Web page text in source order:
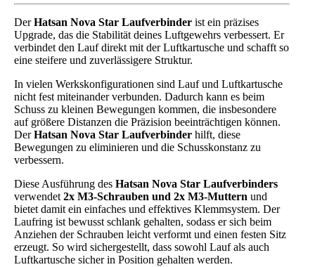
DerHatsan Nova Star Laufverbinder ist ein präzises
Upgrade, das die Stabilität deines Luftgewehrs verbessert. Er
verbindet den Lauf direkt mit der Luftkartusche und schafft so
eine steifere und zuverlässigere Struktur.
In vielen Werkskonfigurationen sind Lauf und Luftkartusche
nicht fest miteinander verbunden. Dadurch kann es beim
Schuss zu kleinen Bewegungen kommen, die insbesondere
auf größere Distanzen die Präzision beeinträchtigen können.
DerHatsan Nova Star Laufverbinder hilft, diese
Bewegungen zu eliminieren und die Schusskonstanz zu
verbessern.
Diese Ausführung des Hatsan Nova Star Laufverbinders
verwendet2x M3-Schrauben und 2x M3-Muttern und
bietet damit ein einfaches und effektives Klemm­system. Der
Laufring ist bewusst schlank gehalten, sodass er sich beim
Anziehen der Schrauben leicht verformt und einen festen Sitz
erzeugt. So wird sichergestellt, dass sowohl Lauf als auch
Luftkartusche sicher in Position gehalten werden.